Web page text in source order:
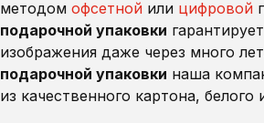
методом офсетной или цифровой
подарочной упаковки
изображения даже через много
подарочной упаковки наша
из качественного картона, белого